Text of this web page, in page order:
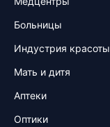
Больницы
Индустрия красоты
Мать и дитя
Аптеки
Оптики